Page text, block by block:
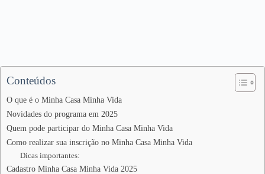
Conteúdos
O que é o Minha Casa Minha Vida
Novidades do programa em 2025
Quem pode participar do Minha Casa Minha Vida
Como realizar sua inscrição no Minha Casa Minha Vida
Dicas importantes:
Cadastro Minha Casa Minha Vida 2025